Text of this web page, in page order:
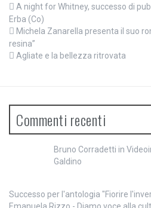
A night for Whitney, successo di
Erba (Co)
Michela Zanarella presenta il suo
resina”
Agliate e la bellezza ritrovata
Commenti recenti
Bruno Corradetti in
Galdino
Successo per l'antologia "Fiorire